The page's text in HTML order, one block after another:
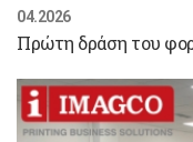
04.2026
Πρώτη δράση του